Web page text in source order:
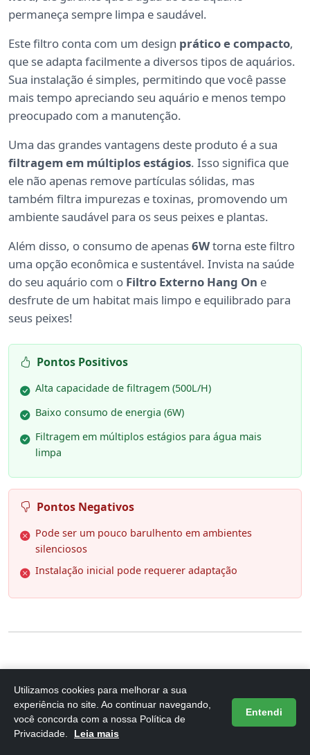
permaneça sempre limpa e saudável.
Este filtro conta com um design prático e compacto,
que se adapta facilmente a diversos tipos de aquários.
Sua instalação é simples, permitindo que você passe
mais tempo apreciando seu aquário e menos tempo
preocupado com a manutenção.
Uma das grandes vantagens deste produto é a sua
filtragem em múltiplos estágios. Isso significa que
ele não apenas remove partículas sólidas, mas
também filtra impurezas e toxinas, promovendo um
ambiente saudável para os seus peixes e plantas.
Além disso, o consumo de apenas6Wtorna este filtro
uma opção econômica e sustentável. Invista na saúde
do seu aquário com o Filtro Externo Hang On e
desfrute de um habitat mais limpo e equilibrado para
seus peixes!
Pontos Positivos
Alta capacidade de filtragem (500L/H)
Baixo consumo de energia (6W)
Filtragem em múltiplos estágios para água mais
limpa
Pontos Negativos
Pode ser um pouco barulhento em ambientes
silenciosos
Instalação inicial pode requerer adaptação
6. SunSun Filtro Externo Sunsun Hbl-
302 350 L/H 127V Para Aquários
Utilizamos cookies para melhorar a sua
experiência no site. Ao continuar navegando,
você concorda com a nossa Política de
Privacidade.
Leia mais
Entendi